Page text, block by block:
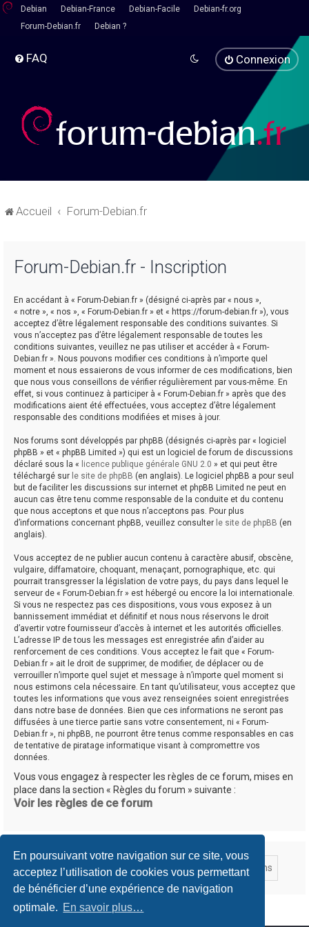
En poursuivant votre navigation sur ce site, vous
acceptez l’utilisation de cookies vous permettant
de bénéficier d’une expérience de navigation
optimale. En savoir plus…
Debian Debian-France Debian-Facile
Debian-fr.org
Forum-Debian.fr
Debian ?
FAQ Connexion
Accueil Forum-Debian.fr
Forum-Debian.fr - Inscription
En accédant à « Forum-Debian.fr » (désigné ci-après par « nous »,
« notre », « nos », « Forum-Debian.fr » et « https://forum-debian.fr »), vous
acceptez d’être légalement responsable des conditions suivantes. Si
vous n’acceptez pas d’être légalement responsable de toutes les
conditions suivantes, veuillez ne pas utiliser et accéder à « Forum-
Debian.fr ». Nous pouvons modifier ces conditions à n’importe quel
moment et nous essaierons de vous informer de ces modifications, bien
que nous vous conseillons de vérifier régulièrement par vous-même. En
effet, si vous continuez à participer à « Forum-Debian.fr » après que des
modifications aient été effectuées, vous acceptez d’être légalement
responsable des conditions modifiées et mises à jour.
Nos forums sont développés par phpBB (désignés ci-après par « logiciel
phpBB » et « phpBB Limited ») qui est un logiciel de forum de discussions
déclaré sous la « licence publique générale GNU 2.0 » et qui peut être
téléchargé sur le site de phpBB (en anglais). Le logiciel phpBB a pour seul
but de faciliter les discussions sur internet et phpBB Limited ne peut en
aucun cas être tenu comme responsable de la conduite et du contenu
que nous acceptons et que nous n’acceptons pas. Pour plus
d’informations concernant phpBB, veuillez consulter le site de phpBB (en
anglais).
Vous acceptez de ne publier aucun contenu à caractère abusif, obscène,
vulgaire, diffamatoire, choquant, menaçant, pornographique, etc. qui
pourrait transgresser la législation de votre pays, du pays dans lequel le
serveur de « Forum-Debian.fr » est hébergé ou encore la loi internationale.
Si vous ne respectez pas ces dispositions, vous vous exposez à un
bannissement immédiat et définitif et nous nous réservons le droit
d’avertir votre fournisseur d’accès à internet et les autorités officielles.
L’adresse IP de tous les messages est enregistrée afin d’aider au
renforcement de ces conditions. Vous acceptez le fait que « Forum-
Debian.fr » ait le droit de supprimer, de modifier, de déplacer ou de
verrouiller n’importe quel sujet et message à n’importe quel moment si
nous estimons cela nécessaire. En tant qu’utilisateur, vous acceptez que
toutes les informations que vous avez renseignées soient enregistrées
dans notre base de données. Bien que ces informations ne seront pas
diffusées à une tierce partie sans votre consentement, ni « Forum-
Debian.fr », ni phpBB, ne pourront être tenus comme responsables en cas
de tentative de piratage informatique visant à compromettre vos
données.
Vous vous engagez à respecter les règles de ce forum, mises en
place dans la section « Règles du forum » suivante :
Voir les règles de ce forum